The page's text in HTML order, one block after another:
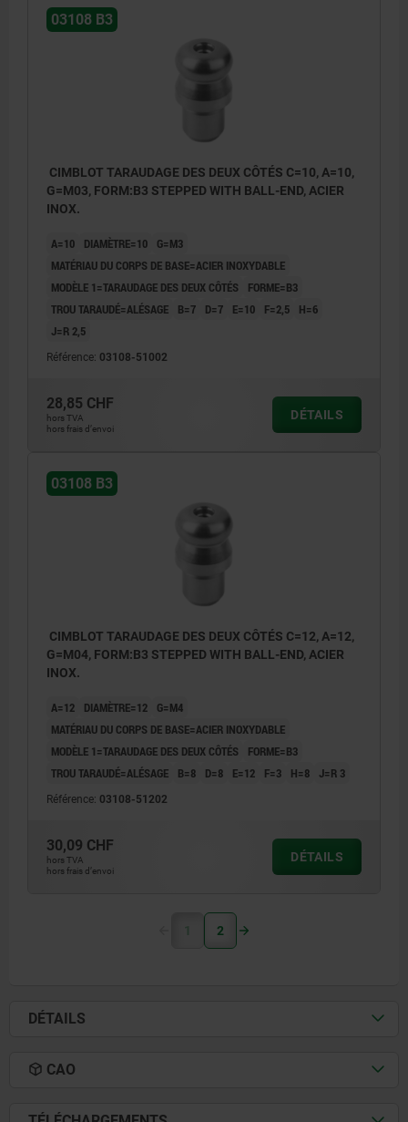
03108 B3
CIMBLOT TARAUDAGE DES DEUX CÔTÉS C=10, A=10,
G=M03, FORM:B3 STEPPED WITH BALL-END, ACIER
INOX.
A=10 DIAMÈTRE=10
G=M3
MATÉRIAU DU CORPS DE BASE=ACIER INOXYDABLE
MODÈLE 1=TARAUDAGE DES DEUX CÔTÉS
FORME=B3
TROU TARAUDÉ=ALÉSAGE
B=7 D=7 E=10 F=2,5
H=6
J=R 2,5
Référence: 03108-51002
28,85 CHF
hors TVA
hors frais d’envoi
DÉTAILS
03108 B3
CIMBLOT TARAUDAGE DES DEUX CÔTÉS C=12, A=12,
G=M04, FORM:B3 STEPPED WITH BALL-END, ACIER
INOX.
A=12 DIAMÈTRE=12
G=M4
MATÉRIAU DU CORPS DE BASE=ACIER INOXYDABLE
MODÈLE 1=TARAUDAGE DES DEUX CÔTÉS
FORME=B3
TROU TARAUDÉ=ALÉSAGE
B=8 D=8 E=12 F=3 H=8 J=R 3
Référence: 03108-51202
30,09 CHF
hors TVA
hors frais d’envoi
DÉTAILS
1 2
DÉTAILS
CAO